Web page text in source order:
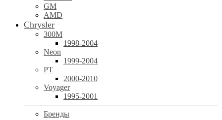
GM
AMD
Chrysler
300M
1998-2004
Neon
1999-2004
PT
2000-2010
Voyager
1995-2001
Бренды